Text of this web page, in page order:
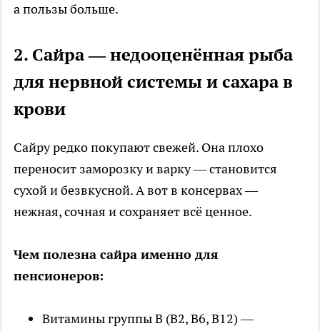
а пользы больше.
2. Сайра — недооценённая рыба
для нервной системы и сахара в
крови
Сайру редко покупают свежей. Она плохо
переносит заморозку и варку — становится
сухой и безвкусной. А вот в консервах —
нежная, сочная и сохраняет всё ценное.
Чем полезна сайра именно для
пенсионеров:
Витамины группы B (B2, B6, B12) —